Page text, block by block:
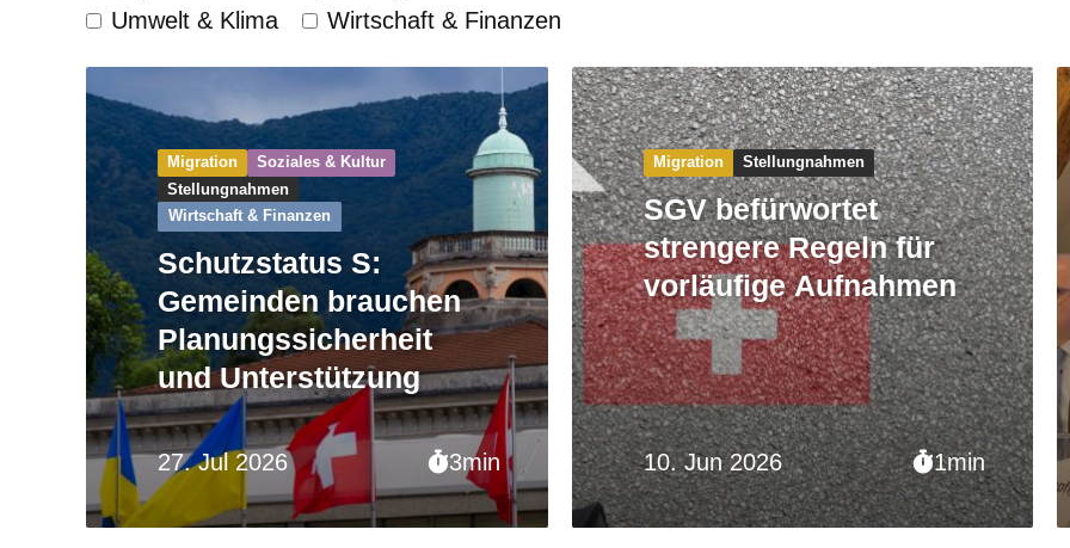
Umwelt & Klima
Wirtschaft & Finanzen
27. Jul 2026 3min
Migration
Soziales & Kultur
Stellungnahmen
Wirtschaft & Finanzen
Schutzstatus S:
Gemeinden brauchen
Planungssicherheit
und Unterstützung
10. Jun 2026 1min
Migration Stellungnahmen
SGV befürwortet
strengere Regeln für
vorläufige Aufnahmen